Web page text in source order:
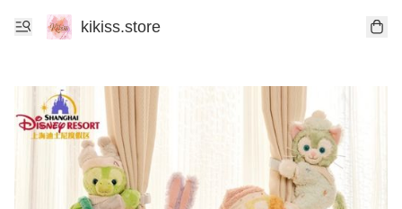
kikiss.store